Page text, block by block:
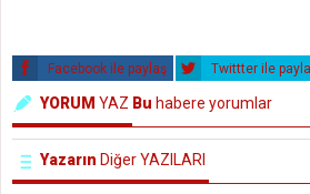
Facebook ile paylaş Twittter ile
YORUM YAZ Bu habere yorumlar
Yazarın Diğer YAZILARI